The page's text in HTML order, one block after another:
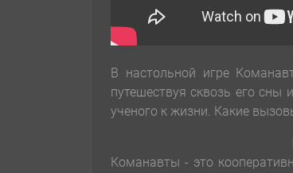
В настольной игре
путешествуя сквозь его
ученого к жизни. Какие
Команавты - это